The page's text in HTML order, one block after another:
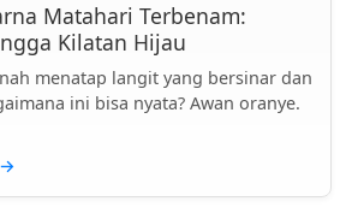
Matahari Terbenam:
Kilatan Hijau
menatap langit yang bersinar dan
ini bisa nyata? Awan oranye.
→